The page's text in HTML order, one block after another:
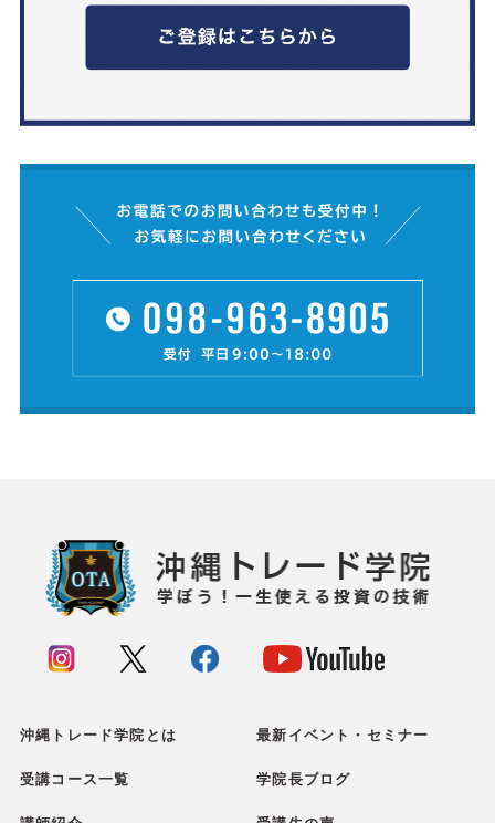
沖縄トレード学院とは 最新イベント・セミナー
受講コース一覧 学院長ブログ